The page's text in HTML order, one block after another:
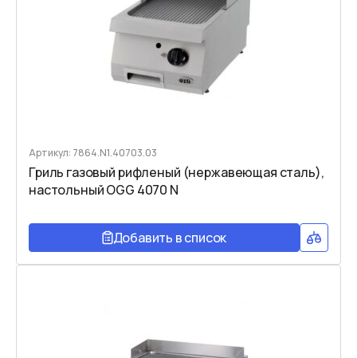
Артикул: 7864.N1.40703.03
Гриль газовый рифленый (нержавеющая сталь),
настольный OGG 4070 N
Добавить в список